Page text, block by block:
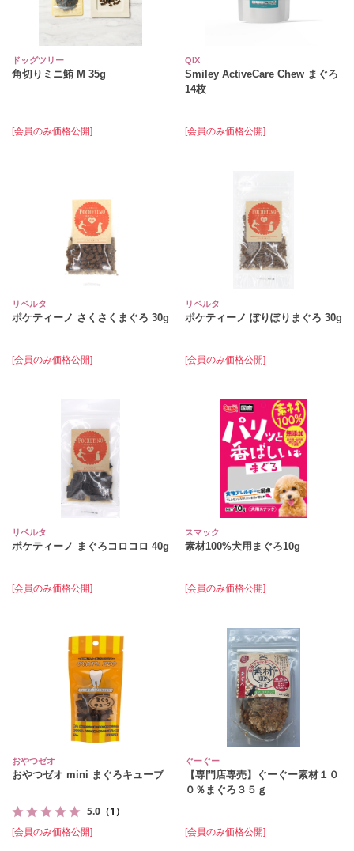
ドッグツリー
角切りミニ鮪 M 35g
[会員のみ価格公開]
QIX
Smiley ActiveCare Chew まぐろ
14枚
[会員のみ価格公開]
リベルタ
ポケティーノ さくさくまぐろ 30g
[会員のみ価格公開]
リベルタ
ポケティーノ ぽりぽりまぐろ 30g
[会員のみ価格公開]
リベルタ
ポケティーノ まぐろコロコロ 40g
[会員のみ価格公開]
スマック
素材100%犬用まぐろ10g
[会員のみ価格公開]
おやつゼオ
おやつゼオ mini まぐろキューブ
5.0 （1）
[会員のみ価格公開]
ぐーぐー
【専門店専売】ぐーぐー素材１０
０％まぐろ３５ｇ
[会員のみ価格公開]